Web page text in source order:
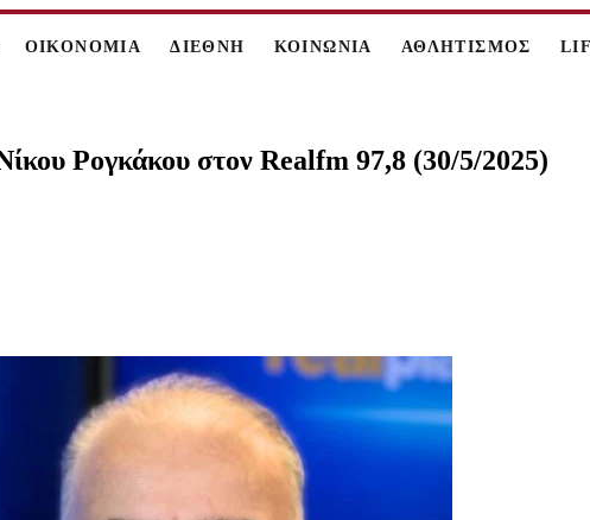
ΟΙΚΟΝΟΜΙΑ ΔΙΕΘΝΗ ΚΟΙΝΩΝΙΑ ΑΘΛΗΤΙΣΜΟΣ
Ρογκάκου στον Realfm 97,8 (30/5/2025)